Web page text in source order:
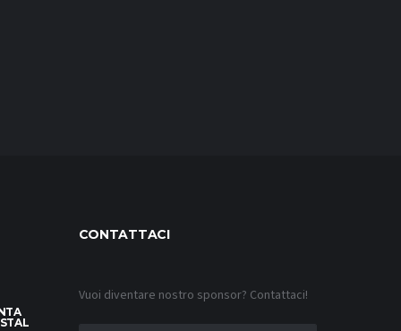
CONTATTACI
Vuoi diventare nostro sponsor? Contattaci!